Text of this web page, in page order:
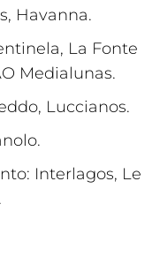
Havanna.
La Fonte
Medialunas.
Luccianos.
Interlagos, Le